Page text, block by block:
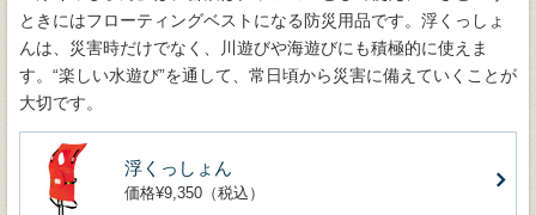
ときにはフローティングベストになる防災用品です。浮くっしょ
んは、災害時だけでなく、川遊びや海遊びにも積極的に使えま
す。“楽しい水遊び”を通して、常日頃から災害に備えていくことが
大切です。
浮くっしょん
価格¥9,350（税込）